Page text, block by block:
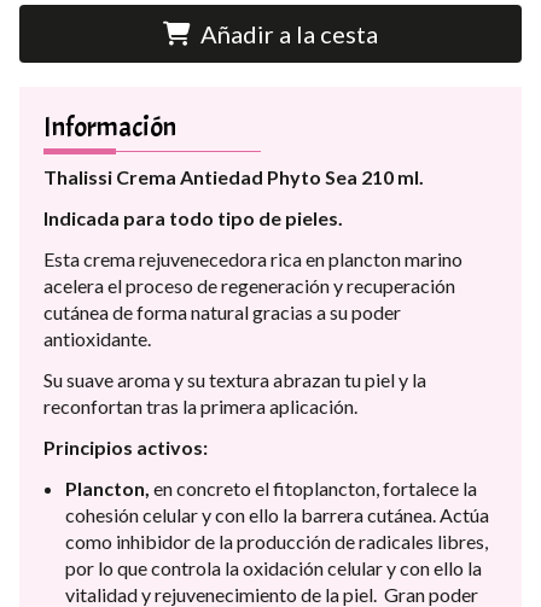
Añadir a la cesta
Información
Thalissi Crema Antiedad Phyto Sea 210 ml.
Indicada para todo tipo de pieles.
Esta crema rejuvenecedora rica en plancton marino
acelera el proceso de regeneración y recuperación
cutánea de forma natural gracias a su poder
antioxidante.
Su suave aroma y su textura abrazan tu piel y la
reconfortan tras la primera aplicación.
Principios activos:
Plancton, en concreto el fitoplancton, fortalece la
cohesión celular y con ello la barrera cutánea. Actúa
como inhibidor de la producción de radicales libres,
por lo que controla la oxidación celular y con ello la
vitalidad y rejuvenecimiento de la piel. Gran poder